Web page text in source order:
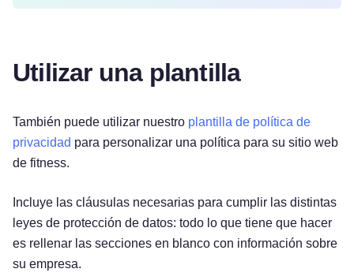
Utilizar una plantilla
También puede utilizar nuestro plantilla de política de
privacidad para personalizar una política para su sitio web
de fitness.
Incluye las cláusulas necesarias para cumplir las distintas
leyes de protección de datos: todo lo que tiene que hacer
es rellenar las secciones en blanco con información sobre
su empresa.